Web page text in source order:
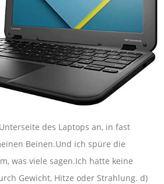
des Laptops an, in fast
Beinen.Und ich spüre die
was viele sagen.Ich hatte keine
Gewicht, Hitze oder Strahlung. d)